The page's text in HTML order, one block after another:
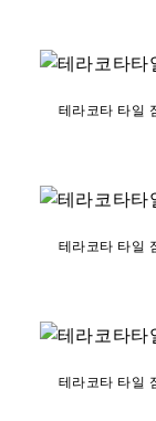
테라코타 타일
테라코타 타일
테라코타 타일